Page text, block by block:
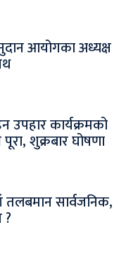
आयोगका अध्यक्ष
उपहार कार्यक्रमको
पूरा, शुक्रबार घोषणा
तलबमान सार्वजनिक,